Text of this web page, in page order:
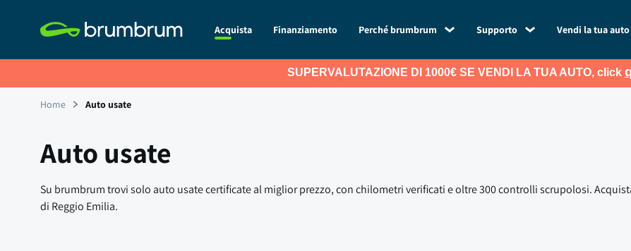
Acquista Finanziamento Perché brumbrum Supporto Vendi la tua auto
SUPERVALUTAZIONE DI 1000€ SE VENDI LA TUA AUTO, click
Home Auto usate
Auto usate
Su brumbrum trovi solo auto usate certificate al miglior prezzo, con chilometri verificati e oltre 300 controlli scrupolosi.
di Reggio Emilia.